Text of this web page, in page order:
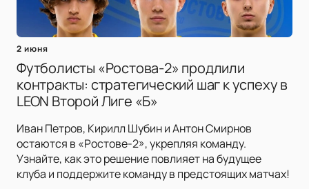
2 июня
Футболисты «Ростова-2» продлили
контракты: стратегический шаг к успеху в
LEON Второй Лиге «Б»
Иван Петров, Кирилл Шубин и Антон Смирнов
остаются в «Ростове-2», укрепляя команду.
Узнайте, как это решение повлияет на будущее
клуба и поддержите команду в предстоящих матчах!